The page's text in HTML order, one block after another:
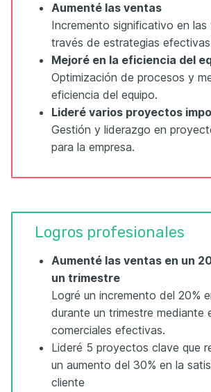
Aumenté las ventas
Incremento significativo en las
través de estrategias
Mejoré en la eficiencia del
Optimización de procesos y
eficiencia del equipo.
Lideré varios proyectos
Gestión y liderazgo en
para la empresa.
Logros profesionales
Aumenté las ventas en un
un trimestre
Logré un incremento del 20%
durante un trimestre mediante
comerciales efectivas.
Lideré 5 proyectos clave que
un aumento del 30% en la
cliente